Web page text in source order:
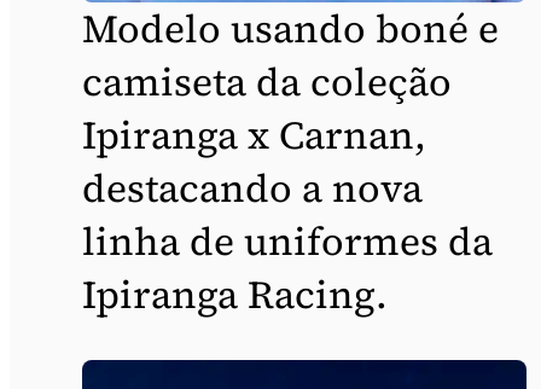
Modelo usando boné e
camiseta da coleção
Ipiranga x Carnan,
destacando a nova
linha de uniformes da
Ipiranga Racing.